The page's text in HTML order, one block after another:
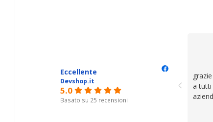
se
Eccellente
Devshop.it
5.0
Basato su 25 recensioni
a tutti